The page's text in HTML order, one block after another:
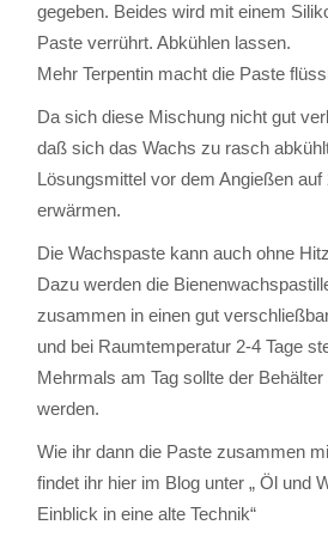
gegeben. Beides wird mit einem
Paste verrührt. Abkühlen lassen.
Mehr Terpentin macht die Paste
Da sich diese Mischung nicht gut
daß sich das Wachs zu rasch
Lösungsmittel vor dem Angießen auf
erwärmen.
Die Wachspaste kann auch ohne
Dazu werden die
zusammen in einen gut
und bei Raumtemperatur 2-4 Tage
Mehrmals am Tag sollte der
werden.
Wie ihr dann die Paste zusammen
findet ihr hier im Blog unter „ Öl und
Einblick in eine alte Technik“